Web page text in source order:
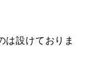
は設けておりま